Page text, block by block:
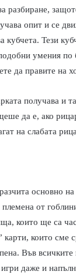
разбиране,
опит и се
кубчета. Тези
умения
да правите на
получава и
да е, ако
на слабата
основно
от
които ще са
карти, които сме
Във
даже и